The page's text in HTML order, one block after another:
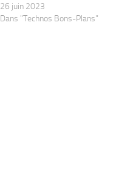
26 juin 2023
Dans "Technos Bons-Plans"